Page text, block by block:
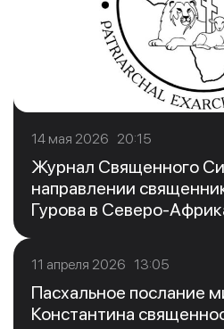
14 мая 2026 20:15
Журнал Священного
направлении
Гурова в Северо-
11 апреля 2026 13:05
Пасхальное послание
Константина